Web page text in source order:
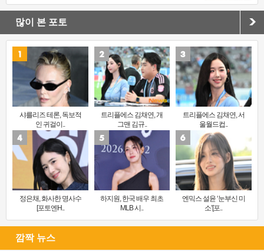
많이 본 포토
샤를리즈 테론, 독보적
인 귀걸이..
트리플에스 김채연, 개
그맨 김규..
트리플에스 김채연, 서
울월드컵..
정은채, 화사한 명사수
[포토엔H..
하지원, 한국 배우 최초
MLB 시..
엔믹스 설윤 ‘눈부신 미
소’[포..
깜짝 뉴스